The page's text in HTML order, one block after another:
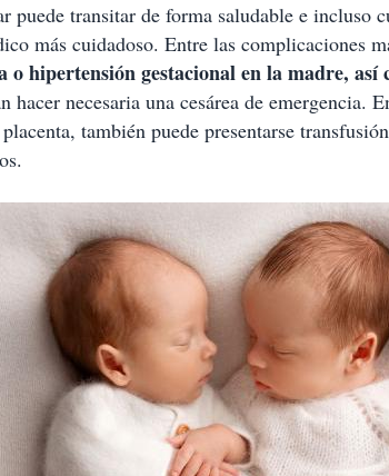
puede transitar de forma saludable e incluso
más cuidadoso. Entre las complicaciones
hipertensión gestacional en la madre,
hacer necesaria una cesárea de emergencia.
también puede presentarse